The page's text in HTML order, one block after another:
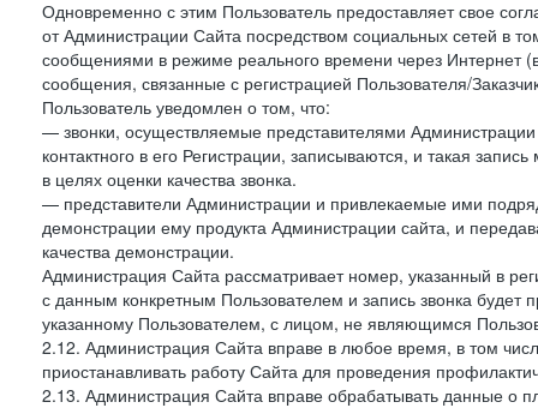
Одновременно с этим Пользователь предоставляет свое
от Администрации Сайта посредством социальных сетей в
сообщениями в режиме реального времени через Интернет
сообщения, связанные с регистрацией Пользователя/
Пользователь уведомлен о том, что:
— звонки, осуществляемые представителями
контактного в его Регистрации, записываются, и такая
в целях оценки качества звонка.
— представители Администрации и привлекаемые ими
демонстрации ему продукта Администрации сайта, и
качества демонстрации.
Администрация Сайта рассматривает номер, указанный в
с данным конкретным Пользователем и запись звонка будет
указанному Пользователем, с лицом, не являющимся
2.12. Администрация Сайта вправе в любое время, в том
приостанавливать работу Сайта для проведения
2.13. Администрация Сайта вправе обрабатывать данные о